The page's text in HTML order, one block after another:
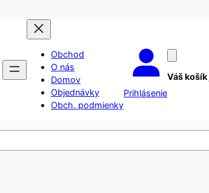
Obchod
O nás
Domov
Objednávky
Obch. podmienky
Prihlásenie
Váš